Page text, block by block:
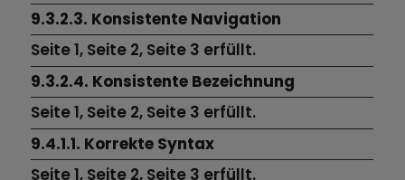
9.3.2.3. Konsistente Navigation
Seite 1, Seite 2, Seite 3 erfüllt.
9.3.2.4. Konsistente Bezeichnung
Seite 1, Seite 2, Seite 3 erfüllt.
9.4.1.1. Korrekte Syntax
Seite 1, Seite 2, Seite 3 erfüllt.